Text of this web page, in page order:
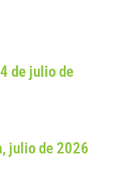
de julio de
julio de 2026